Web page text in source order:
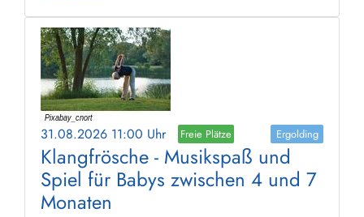
31.08.2026 11:00 Uhr Freie Plätze Ergolding
Klangfrösche - Musikspaß und
Spiel für Babys zwischen 4 und 7
Monaten